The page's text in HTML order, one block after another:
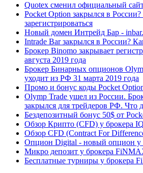
Quotex сменил официальный
Pocket Option закрылся в
зарегистрироваться
Новый домен Интрейд Бар -
Intrade Bar закрылся в России?
Брокер Binomo закрывает
августа 2019 года
Брокер Бинарных опционов
уходит из РФ 31 марта 2019 года
Промо и бонус коды Pocket
Olymp Trade ушел из России.
закрылся для трейдеров РФ. Что
Бездепозитный бонус 50$ от
Обзор Крипто (CFD) у брокера
Обзор CFD (Contract For
Опцион Digital - новый опцион у
Микро депозит у брокера
Бесплатные турниры у брокера